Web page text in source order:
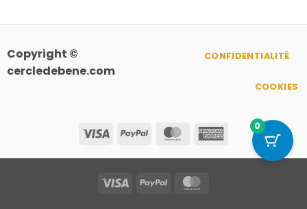
Copyright ©
cercledebene.com
Visa PayPal MasterCardAmerican
Express
CONFIDENTIALITÉ
COOKIES
Visa PayPal
0